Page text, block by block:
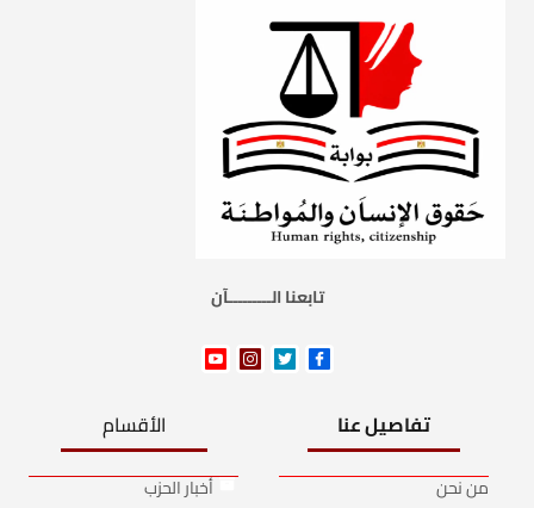
تابعنا الـــــــــآن
تفاصيل عنا
من نحن
الأقسام
أخبار الحزب